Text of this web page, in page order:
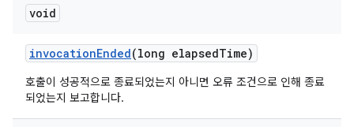
void
invocationEnded(long elapsedTime)
호출이 성공적으로 종료되었는지 아니면 오류 조건으로 인해 종료
되었는지 보고합니다.